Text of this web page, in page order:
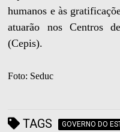
humanos e às
atuarão nos Centros
(Cepis).
Foto: Seduc
TAGS GOVERNO DO